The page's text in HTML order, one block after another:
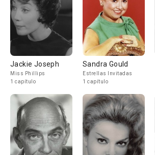
Jackie Joseph
Miss Phillips
1 capítulo
Sandra Gould
Estrellas Invitadas
1 capítulo